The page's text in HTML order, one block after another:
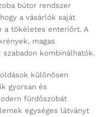
bútor rendszer
a vásárlók saját
a tökéletes enteriőrt. A
magas
kombinálhatók.
különösen
gyorsan és
fürdőszobát
egységes látványt